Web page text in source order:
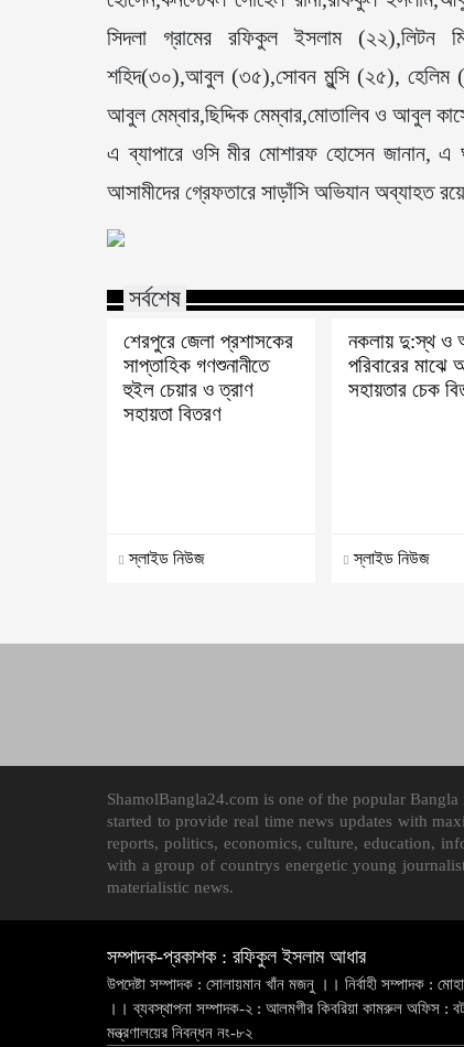
সিদলা গ্রামের রফিকুল ইসলাম (২২),লিটন
শহিদ(৩০),আবুল (৩৫),সোবন মুন্সি (২৫), হেলিম
আবুল মেম্বার,ছিদ্দিক মেম্বার,মোতালিব ও আবুল
এ ব্যাপারে ওসি মীর মোশারফ হোসেন জানান,
আসামীদের গ্রেফতারে সাড়াঁসি অভিযান অব্যাহত
সর্বশেষ
শেরপুরে জেলা প্রশাসকের
সাপ্তাহিক গণশুনানীতে
হুইল চেয়ার ও ত্রাণ
সহায়তা বিতরণ
স্লাইড নিউজ
নকলায় দু:স্থ ও
পরিবারের মাঝে
সহায়তার চেক
স্লাইড নিউজ
ShamolBangla24.com is one of the popular
started to provide real time news updates with
reports, politics, economics, culture, education,
with a group of countrys energetic young
materialistic news.
সম্পাদক-প্রকাশক : রফিকুল ইসলাম আধার
উপদেষ্টা সম্পাদক : সোলায়মান খাঁন মজনু ।। নির্বাহী সম্পাদক :
।। ব্যবস্থাপনা সম্পাদক-২ : আলমগীর কিবরিয়া কামরুল অফিস :
মন্ত্রণালয়ের নিবন্ধন নং-৮২